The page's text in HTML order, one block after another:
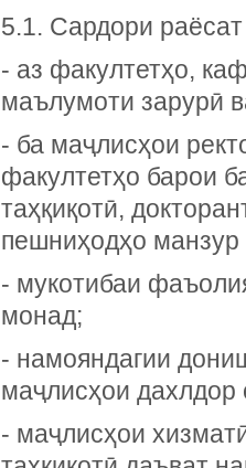
5.1. Сардори раёсат
- аз факултетҳо,
маълумоти зарурӣ
- ба маҷлисҳои
факултетҳо барои
таҳқиқотӣ,
пешниҳодҳо
- мукотибаи
монад;
- намояндагии
маҷлисҳои
- маҷлисҳои